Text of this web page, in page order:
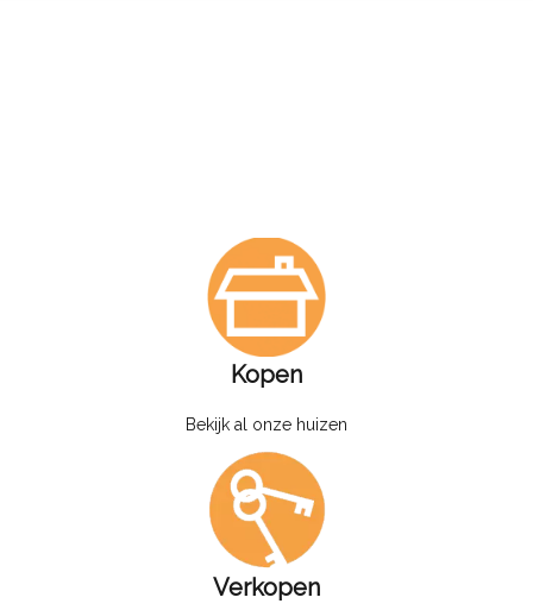
Kopen
Bekijk al onze huizen
Verkopen